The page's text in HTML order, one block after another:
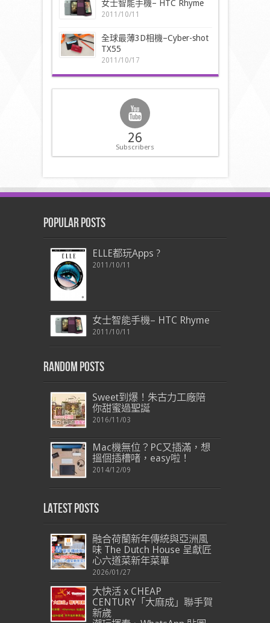
女士智能手機– HTC Rhyme
2011/10/11
全球最薄3D相機–Cyber-shot
TX55
2011/10/17
26
Subscribers
Popular Posts
ELLE都玩Apps ?
2011/10/11
女士智能手機– HTC Rhyme
2011/10/11
Random Posts
Sweet到爆！朱古力工廠陪
你甜蜜過聖誕
2016/11/03
Mac機無位？PC又插滿，想
搵個插槽啫，easy啦！
2014/12/09
Latest Posts
融合荷蘭新年傳統與亞洲風
味 The Dutch House 呈獻匠
心六道菜新年菜單
2026/01/27
大快活 x CHEAP
CENTURY「大麻成」聯手賀
新歲